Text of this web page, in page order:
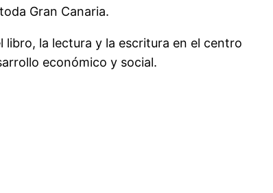
Gran Canaria.
libro, la lectura y la escritura en el centro
económico y social.